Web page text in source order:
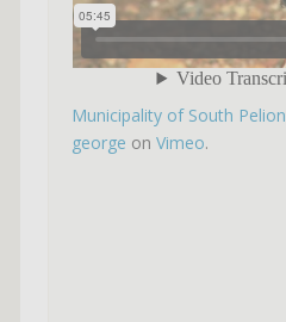
Municipality of South Pelion
george on Vimeo.